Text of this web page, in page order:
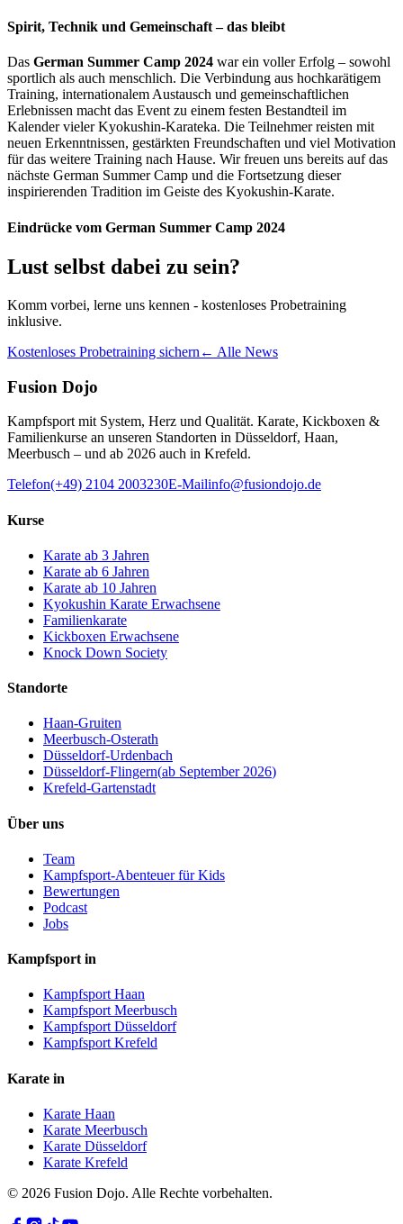
Spirit, Technik und Gemeinschaft – das bleibt
Das German Summer Camp 2024 war ein voller Erfolg – sowohl
sportlich als auch menschlich. Die Verbindung aus hochkarätigem
Training, internationalem Austausch und gemeinschaftlichen
Erlebnissen macht das Event zu einem festen Bestandteil im
Kalender vieler Kyokushin-Karateka. Die Teilnehmer reisten mit
neuen Erkenntnissen, gestärkten Freundschaften und viel Motivation
für das weitere Training nach Hause. Wir freuen uns bereits auf das
nächste German Summer Camp und die Fortsetzung dieser
inspirierenden Tradition im Geiste des Kyokushin-Karate.
Eindrücke vom German Summer Camp 2024
Lust selbst dabei zu sein?
Komm vorbei, lerne uns kennen - kostenloses Probetraining
inklusive.
Kostenloses Probetraining sichern ← Alle News
Fusion Dojo
Kampfsport mit System, Herz und Qualität. Karate, Kickboxen &
Familienkurse an unseren Standorten in Düsseldorf, Haan,
Meerbusch – und ab 2026 auch in Krefeld.
Telefon(+49) 2104 2003230E-Mailinfo@fusiondojo.de
Kurse
Karate ab 3 Jahren
Karate ab 6 Jahren
Karate ab 10 Jahren
Kyokushin Karate Erwachsene
Familienkarate
Kickboxen Erwachsene
Knock Down Society
Standorte
Haan-Gruiten
Meerbusch-Osterath
Düsseldorf-Urdenbach
Düsseldorf-Flingern(ab September 2026)
Krefeld-Gartenstadt
Über uns
Team
Kampfsport-Abenteuer für Kids
Bewertungen
Podcast
Jobs
Kampfsport in
Kampfsport Haan
Kampfsport Meerbusch
Kampfsport Düsseldorf
Kampfsport Krefeld
Karate in
Karate Haan
Karate Meerbusch
Karate Düsseldorf
Karate Krefeld
© 2026 Fusion Dojo. Alle Rechte vorbehalten.